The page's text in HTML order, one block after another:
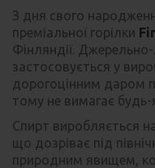
З дня свого
преміальної горілки
Фінляндії.
застосовується у
дорогоцінним даром
тому не вимагає
Спирт виробляється
що дозріває під
природним явищем,